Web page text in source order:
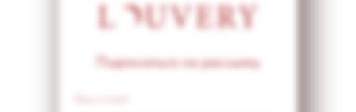
Подписаться на рассылку